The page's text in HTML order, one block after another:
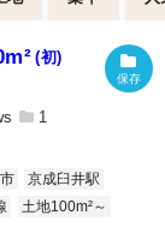
(初)
1
京成臼井駅
土地100m²～